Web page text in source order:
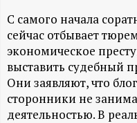
н
ф
о
р
С самого начала
сейчас отбывает
экономическое
выставить судебный
Они заявляют, что
сторонники не
деятельностью. В